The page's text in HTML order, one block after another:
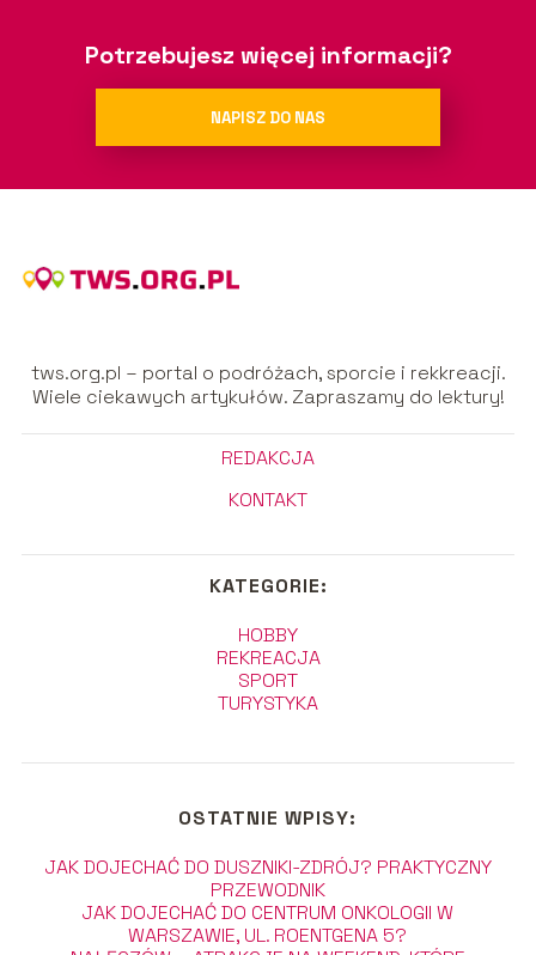
Potrzebujesz więcej informacji?
NAPISZ DO NAS
tws.org.pl – portal o podróżach, sporcie i rekkreacji.
Wiele ciekawych artykułów. Zapraszamy do lektury!
REDAKCJA
KONTAKT
KATEGORIE:
HOBBY
REKREACJA
SPORT
TURYSTYKA
OSTATNIE WPISY:
JAK DOJECHAĆ DO DUSZNIKI-ZDRÓJ? PRAKTYCZNY
PRZEWODNIK
JAK DOJECHAĆ DO CENTRUM ONKOLOGII W
WARSZAWIE, UL. ROENTGENA 5?